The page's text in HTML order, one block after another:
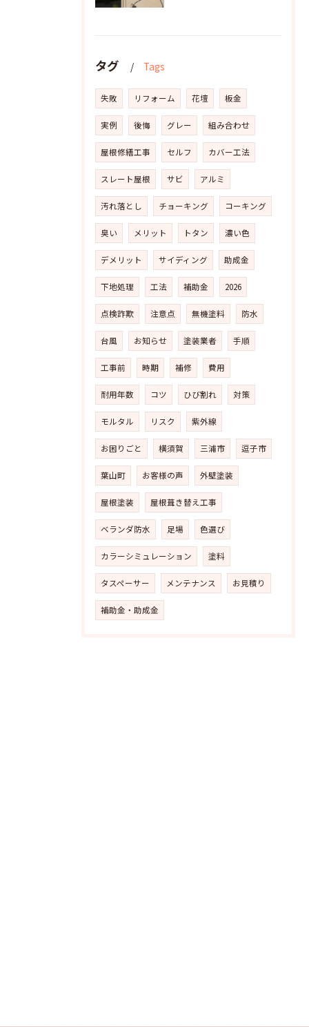
タグ Tags
失敗 リフォーム 花壇 板金
実例 後悔 グレー 組み合わせ
屋根修繕工事 セルフ カバー工法
スレート屋根 サビ アルミ
汚れ落とし チョーキング コーキング
臭い メリット トタン 濃い色
デメリット サイディング 助成金
下地処理 工法 補助金 2026
点検詐欺 注意点 無機塗料 防水
台風 お知らせ 塗装業者 手順
工事前 時期 補修 費用
耐用年数 コツ ひび割れ 対策
モルタル リスク 紫外線
お困りごと 横須賀 三浦市 逗子市
葉山町 お客様の声 外壁塗装
屋根塗装 屋根葺き替え工事
ベランダ防水 足場 色選び
カラーシミュレーション 塗料
タスペーサー メンテナンス お見積り
補助金・助成金